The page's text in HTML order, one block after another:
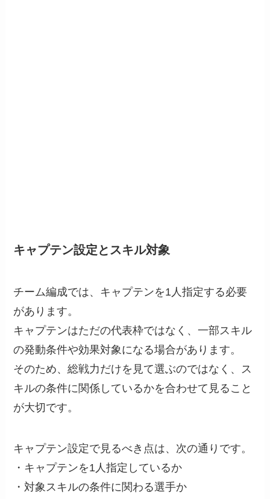
キャプテン設定とスキル対象
チーム編成では、キャプテンを1人指定する必要
があります。
キャプテンはただの代表枠ではなく、一部スキル
の発動条件や効果対象になる場合があります。
そのため、総戦力だけを見て選ぶのではなく、ス
キルの条件に関係しているかを合わせて見ること
が大切です。
キャプテン設定で見るべき点は、次の通りです。
・キャプテンを1人指定しているか
・対象スキルの条件に関わる選手か